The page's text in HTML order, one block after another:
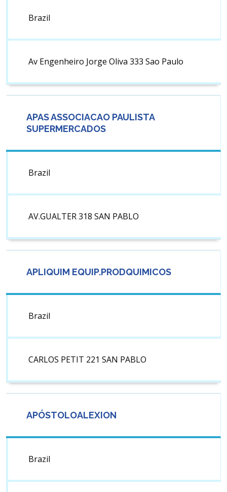
Brazil
Av Engenheiro Jorge Oliva 333 Sao Paulo
APAS ASSOCIACAO PAULISTA
SUPERMERCADOS
Brazil
AV.GUALTER 318 SAN PABLO
APLIQUIM EQUIP.PRODQUIMICOS
Brazil
CARLOS PETIT 221 SAN PABLO
APÓSTOLOALEXION
Brazil